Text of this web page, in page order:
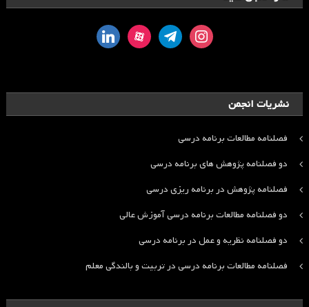
instagram
telegram
aparat
linkedin
نشریات انجمن
فصلنامه مطالعات برنامه درسی
دو فصلنامه پژوهش های برنامه درسی
فصلنامه پژوهش در برنامه ریزی درسی
دو فصلنامه مطالعات برنامه درسی آموزش عالی
دو فصلنامه نظریه و عمل در برنامه درسی
فصلنامه مطالعات برنامه درسی در تربیت و بالندگی معلم